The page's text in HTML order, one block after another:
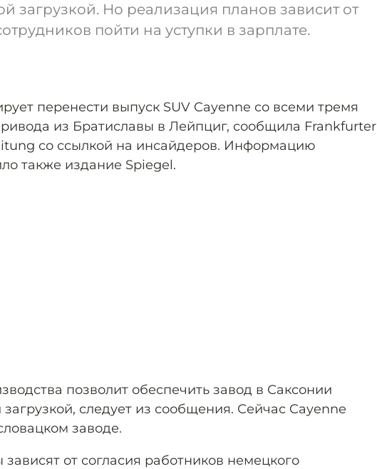
загрузкой. Но реализация планов зависит от
пойти на уступки в зарплате.
перенести выпуск SUV Cayenne со всеми тремя
из Братиславы в Лейпциг, сообщила Frankfurter
со ссылкой на инсайдеров. Информацию
также издание Spiegel.
позволит обеспечить завод в Саксонии
следует из сообщения. Сейчас Cayenne
заводе.
от согласия работников немецкого